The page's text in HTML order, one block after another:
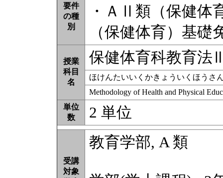
要件
の種
別
・ＡⅡ類（保健体
（保健体育）基
授業
科目
名
保健体育科教育法
ほけんたいいくかきょういくほうさ
Methodology of Health and Physical
単位
数
2 単位
受講
対象
教育学部, A 類